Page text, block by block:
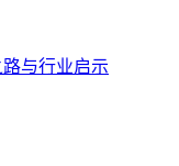
与行业启示